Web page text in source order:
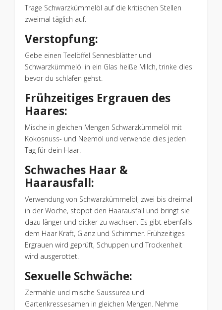
Trage Schwarzkümmelöl auf die kritischen Stellen
zweimal täglich auf.
Verstopfung:
Gebe einen Teelöffel Sennesblätter und
Schwarzkümmelöl in ein Glas heiße Milch, trinke dies
bevor du schlafen gehst.
Frühzeitiges Ergrauen des
Haares:
Mische in gleichen Mengen Schwarzkümmelöl mit
Kokosnuss- und Neemöl und verwende dies jeden
Tag für dein Haar.
Schwaches Haar &
Haarausfall:
Verwendung von Schwarzkümmelöl, zwei bis dreimal
in der Woche, stoppt den Haarausfall und bringt sie
dazu länger und dicker zu wachsen. Es gibt ebenfalls
dem Haar Kraft, Glanz und Schimmer. Frühzeitiges
Ergrauen wird geprüft, Schuppen und Trockenheit
wird ausgerottet.
Sexuelle Schwäche:
Zermahle und mische Saussurea und
Gartenkressesamen in gleichen Mengen. Nehme